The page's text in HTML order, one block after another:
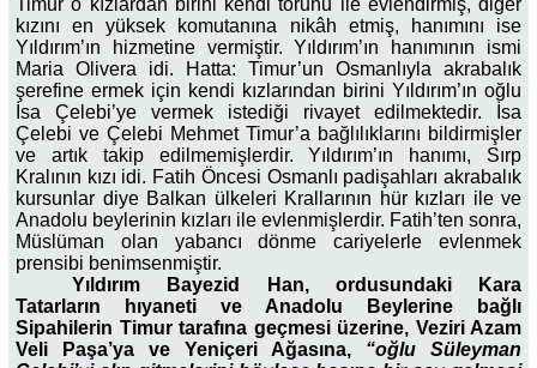
kızını en yüksek komutanına nikâh etmiş, hanımını ise
Yıldırım’ın hizmetine vermiştir. Yıldırım’ın hanımının ismi
Maria Olivera idi. Hatta: Timur’un Osmanlıyla akrabalık
şerefine ermek için kendi kızlarından birini Yıldırım’ın oğlu
İsa Çelebi’ye vermek istediği rivayet edilmektedir. İsa
Çelebi ve Çelebi Mehmet Timur’a bağlılıklarını bildirmişler
ve artık takip edilmemişlerdir. Yıldırım’ın hanımı, Sırp
Kralının kızı idi. Fatih Öncesi Osmanlı padişahları akrabalık
kursunlar diye Balkan ülkeleri Krallarının hür kızları ile ve
Anadolu beylerinin kızları ile evlenmişlerdir. Fatih’ten sonra,
Müslüman olan yabancı dönme cariyelerle evlenmek
prensibi benimsenmiştir.
Yıldırım Bayezid Han, ordusundaki Kara
Tatarların hıyaneti ve Anadolu Beylerine bağlı
Sipahilerin Timur tarafına geçmesi üzerine, Veziri Azam
Veli Paşa’ya ve Yeniçeri Ağasına, “oğlu Süleyman